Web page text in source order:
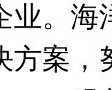
业。海
方案